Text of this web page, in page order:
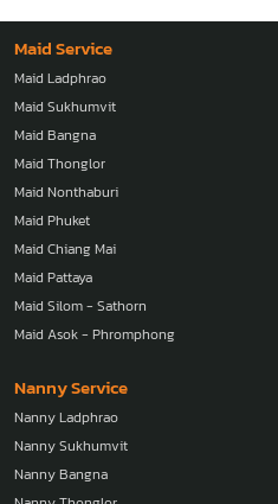
Maid Service
Maid Ladphrao
Maid Sukhumvit
Maid Bangna
Maid Thonglor
Maid Nonthaburi
Maid Phuket
Maid Chiang Mai
Maid Pattaya
Maid Silom - Sathorn
Maid Asok - Phromphong
Nanny Service
Nanny Ladphrao
Nanny Sukhumvit
Nanny Bangna